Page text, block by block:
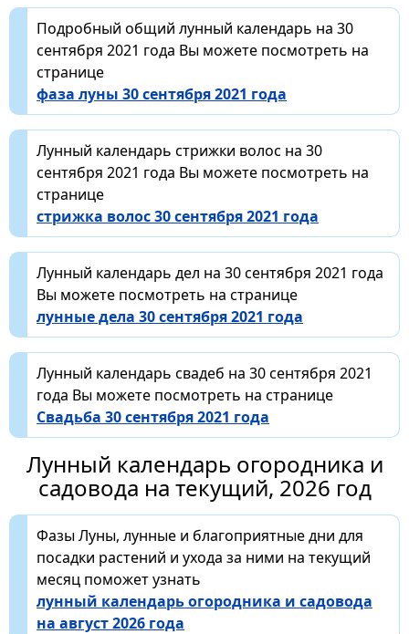
Подробный общий лунный календарь на 30
сентября 2021 года Вы можете посмотреть на
странице
фаза луны 30 сентября 2021 года
Лунный календарь стрижки волос на 30
сентября 2021 года Вы можете посмотреть на
странице
стрижка волос 30 сентября 2021 года
Лунный календарь дел на 30 сентября 2021 года
Вы можете посмотреть на странице
лунные дела 30 сентября 2021 года
Лунный календарь свадеб на 30 сентября 2021
года Вы можете посмотреть на странице
Свадьба 30 сентября 2021 года
Лунный календарь огородника и
садовода на текущий, 2026 год
Фазы Луны, лунные и благоприятные дни для
посадки растений и ухода за ними на текущий
месяц поможет узнать
лунный календарь огородника и садовода
на август 2026 года